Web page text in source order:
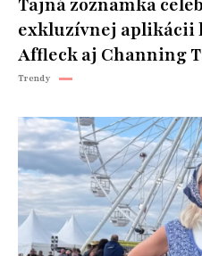
Tajná zoznamka
exkluzívnej aplikácii
Affleck aj Channing
Trendy